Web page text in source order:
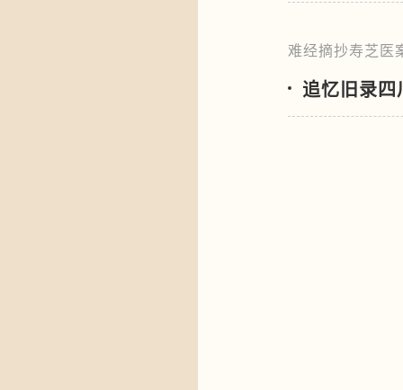
难经摘抄寿芝医
追忆旧录